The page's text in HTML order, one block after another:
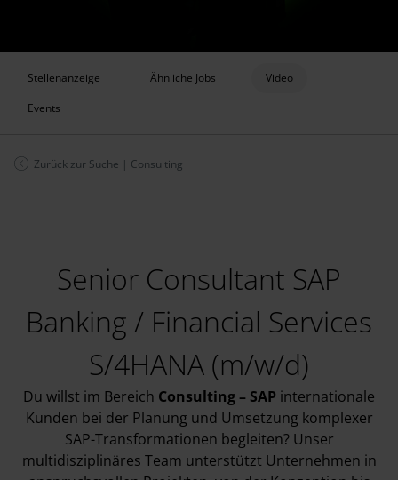
Stellenanzeige Ähnliche Jobs
Video
Events
Zurück zur Suche | Consulting
Senior Consultant SAP
Banking / Financial Services
S/4HANA (m/w/d)
Du willst im Bereich Consulting – SAP internationale
Kunden bei der Planung und Umsetzung komplexer
SAP-Transformationen begleiten? Unser
multidisziplinäres Team unterstützt Unternehmen in